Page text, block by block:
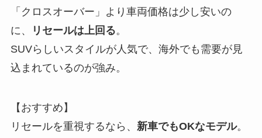
「クロスオーバー」より車両価格は少し安いの
に、
リセールは上回る。
SUVらしいスタイルが人気で、海外でも需要が見
込まれているのが強み。
【おすすめ】
リセールを重視するなら、 新車でもOKなモデル。